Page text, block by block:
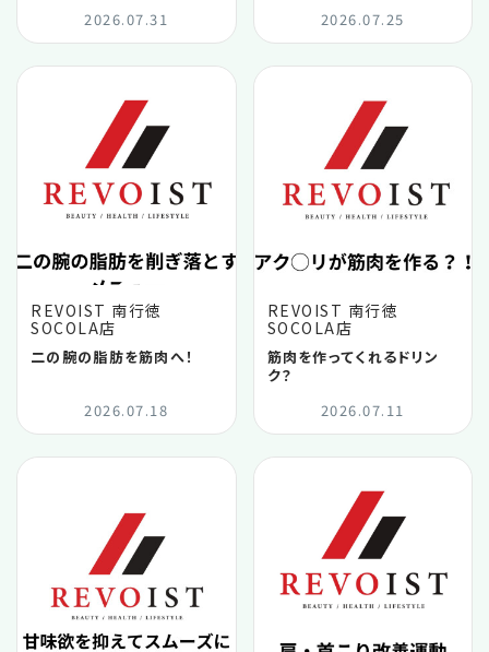
2025.10
2025.08
2025.07
2025.06
2025.04
2025.02
2026.07.31
2026.07.25
REVOIST 南行徳
SOCOLA店
二の腕の脂肪を筋肉へ！
2026.07.18
REVOIST 南行徳
SOCOLA店
筋肉を作ってくれるドリン
ク？
2026.07.11